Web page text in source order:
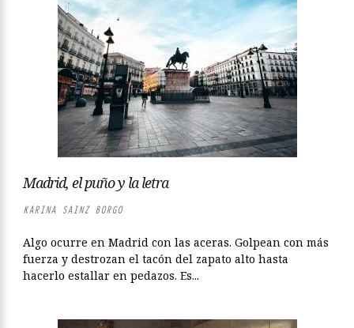
Madrid, el puño y la letra
KARINA SAINZ BORGO
Algo ocurre en Madrid con las aceras. Golpean con más
fuerza y destrozan el tacón del zapato alto hasta
hacerlo estallar en pedazos. Es...